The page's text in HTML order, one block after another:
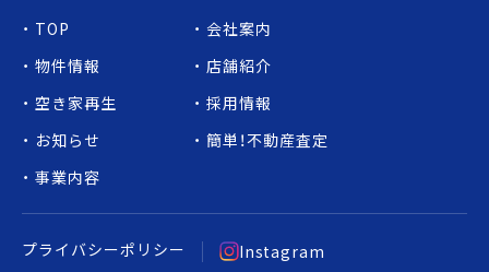
プライバシーポリシー Instagram
TOP
お知らせ
店舗紹介
物件情報
事業内容
採用情報
空き家再生
会社案内
簡単！不動産査定